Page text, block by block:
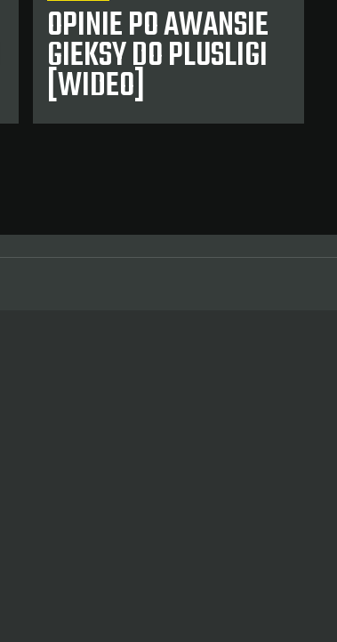
OPINIE PO AWANSIE
GIEKSY DO PLUSLIGI
[WIDEO]